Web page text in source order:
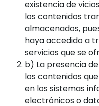
existencia de
los contenidos
almacenados,
haya accedido a
servicios que se
b) La presencia
los contenidos
en los sistemas
electrónicos o